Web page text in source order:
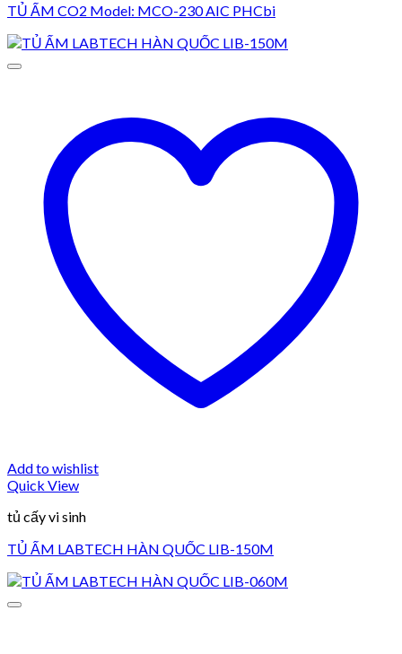
TỦ ẤM CO2 Model: MCO-230 AIC PHCbi
Add to wishlist
Quick View
tủ cấy vi sinh
TỦ ẤM LABTECH HÀN QUỐC LIB-150M